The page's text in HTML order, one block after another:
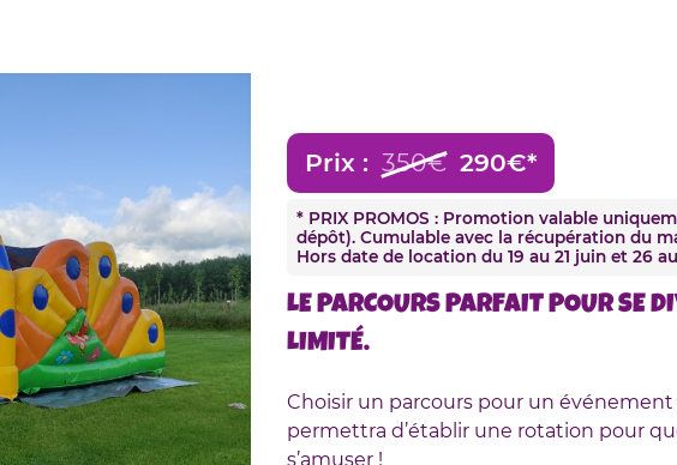
Prix : 350€ 290€*
* PRIX PROMOS : Promotion valable
dépôt). Cumulable avec la récupération du
Hors date de location du 19 au 21 juin et 26
LE PARCOURS PARFAIT POUR SE
LIMITÉ.
Choisir un parcours pour un
permettra d’établir une rotation pour
s’amuser !